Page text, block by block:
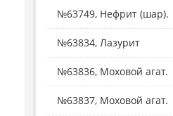
№63749, Нефрит (шар).
№63834, Лазурит
№63836, Моховой агат.
№63837, Моховой агат.